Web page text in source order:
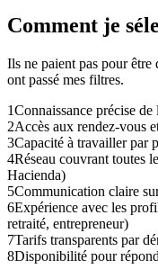
Comment je
Ils ne paient pas pour être
ont passé mes filtres.
1Connaissance précise
2Accès aux rendez-vous
3Capacité à travailler par
4Réseau couvrant toutes
Hacienda)
5Communication claire
6Expérience avec les
retraité, entrepreneur)
7Tarifs transparents par
8Disponibilité pour